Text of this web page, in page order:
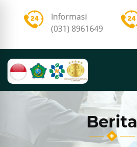
Informasi
(031) 8961649
Berita